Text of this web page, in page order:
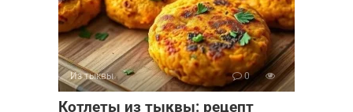
Из тыквы 0
Котлеты из тыквы: рецепт